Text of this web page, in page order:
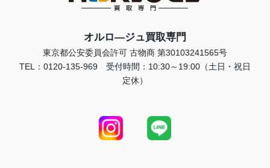
オルロ―ジュ買取専門
東京都公安委員会許可 古物商 第30103241565号
TEL：0120-135-969 受付時間：10:30～19:00（土日・祝日
定休）